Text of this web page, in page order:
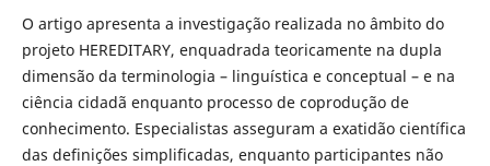
O artigo apresenta a investigação realizada no âmbito do
projeto HEREDITARY, enquadrada teoricamente na dupla
dimensão da terminologia – linguística e conceptual – e na
ciência cidadã enquanto processo de coprodução de
conhecimento. Especialistas asseguram a exatidão científica
das definições simplificadas, enquanto participantes não